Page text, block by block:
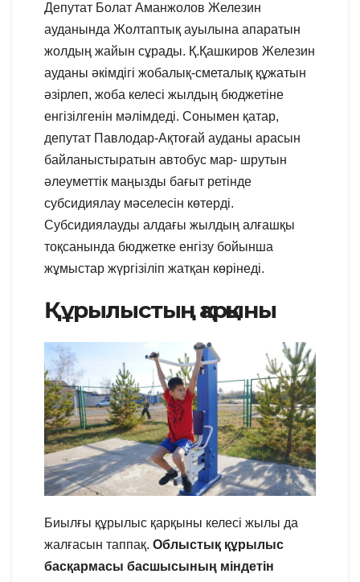
Депутат Болат Аманжолов Железин
ауданында Жолтаптық ауылына апаратын
жолдың жайын сұрады. Қ.Қашкиров Железин
ауданы әкімдігі жобалық-сметалық құжатын
әзірлеп, жоба келесі жылдың бюджетіне
енгізілгенін мәлімдеді. Сонымен қатар,
депутат Павлодар-Ақтоғай ауданы арасын
байланыстыратын автобус мар- шрутын
әлеуметтік маңызды бағыт ретінде
субсидиялау мәселесін көтерді.
Субсидиялауды алдағы жылдың алғашқы
тоқсанында бюджетке енгізу бойынша
жұмыстар жүргізіліп жатқан көрінеді.
Құрылыстың қарқыны
Биылғы құрылыс қарқыны келесі жылы да
жалғасын таппақ. Облыстық құрылыс
басқармасы басшысының міндетін